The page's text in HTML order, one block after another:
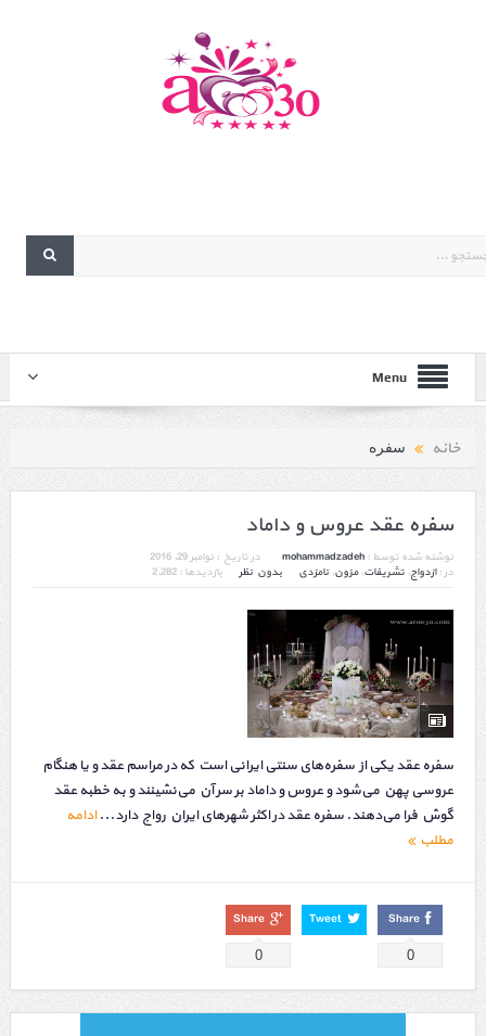
Menu
خانه سفره
سفره عقد عروس و داماد
نوشته شده توسط : mohammadzadeh در تاریخ : نوامبر 29, 2016
در :ازدواج, تشریفات,مزون, نامزدی بدون نظر بازدیدها : 2,282
سفره عقد یکی از سفره‌های سنتی ایرانی است که در مراسم عقد و یا هنگام
عروسی پهن می‌شود و عروس و داماد بر سر آن می‌نشینند و به خطبه عقد
گوش فرا می‌دهند. سفره عقد در اکثر شهرهای ایران رواج دارد...ادامه
مطلب
Share
0
Tweet
Share
0